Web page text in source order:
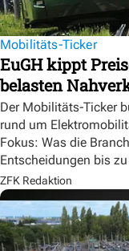
Mobilitäts-Ticker
EuGH kippt
belasten
Der Mobilitäts-Ticker
rund um
Fokus: Was die
Entscheidungen bis
ZFK Redaktion